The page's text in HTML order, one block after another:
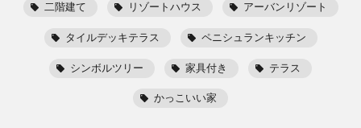
二階建て リゾートハウス アーバンリゾート
タイルデッキテラス ペニシュランキッチン
シンボルツリー 家具付き テラス
かっこいい家